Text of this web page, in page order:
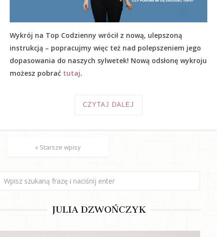
Wykrój na Top Codzienny wrócił z nową, ulepszoną
instrukcją – popracujmy więc też nad polepszeniem jego
dopasowania do naszych sylwetek! Nową odsłonę wykroju
możesz pobrać tutaj.
CZYTAJ DALEJ
« Starsze wpisy
JULIA DZWOŃCZYK